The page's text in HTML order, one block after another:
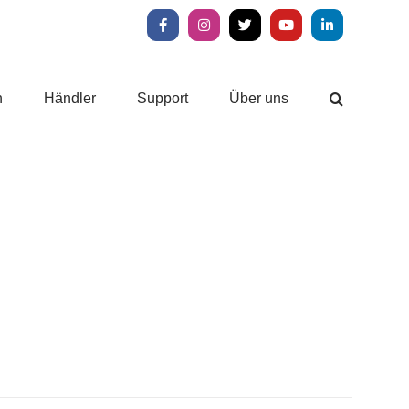
FacebookInstagram
X YouTubeLinkedIn
Händler Support Über uns